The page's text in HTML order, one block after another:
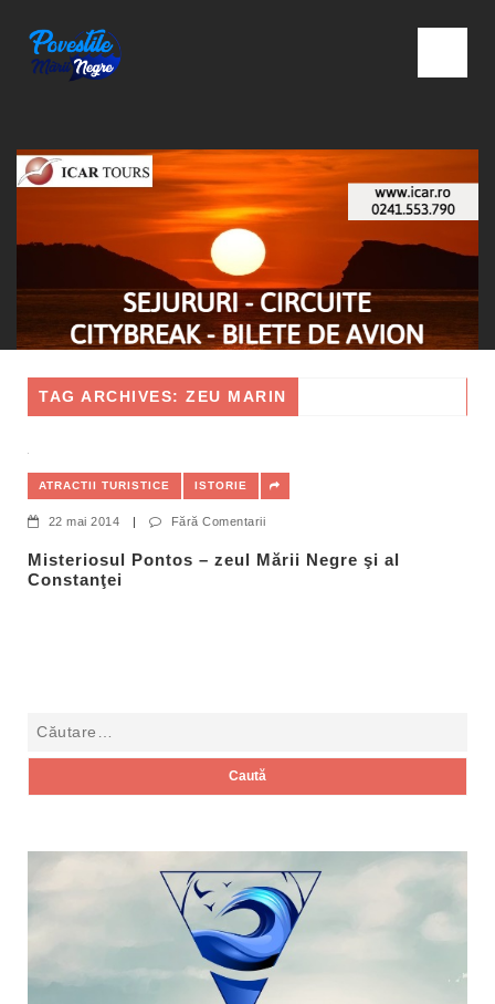
TAG ARCHIVES: ZEU MARIN
ATRACTII TURISTICE ISTORIE
22 mai 2014 | Fără Comentarii
Misteriosul Pontos – zeul Mării Negre şi al
Constanţei